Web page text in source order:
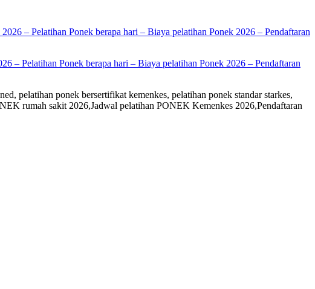
– Pelatihan Ponek berapa hari – Biaya pelatihan Ponek 2026 – Pendaftaran
pelatihan ponek bersertifikat kemenkes, pelatihan ponek standar starkes,
rumah sakit 2026,Jadwal pelatihan PONEK Kemenkes 2026,Pendaftaran